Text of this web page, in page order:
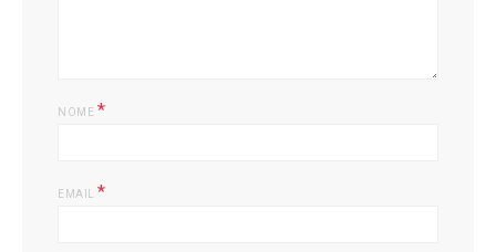
NOME *
EMAIL *